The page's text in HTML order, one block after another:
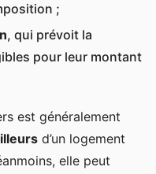
;
, qui prévoit la
pour leur montant
est généralement
d’un logement
elle peut